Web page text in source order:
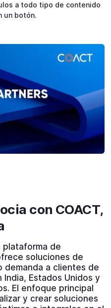
a todo tipo de contenido
un botón.
con COACT,
plataforma de
soluciones de
demanda a clientes de
Estados Unidos y
El enfoque principal
y crear soluciones